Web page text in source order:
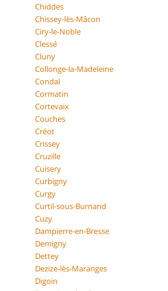
Chiddes
Chissey-lès-Mâcon
Ciry-le-Noble
Clessé
Cluny
Collonge-la-Madeleine
Condal
Cormatin
Cortevaix
Couches
Créot
Crissey
Cruzille
Cuisery
Curbigny
Curgy
Curtil-sous-Burnand
Cuzy
Dampierre-en-Bresse
Demigny
Dettey
Dezize-lès-Maranges
Digoin